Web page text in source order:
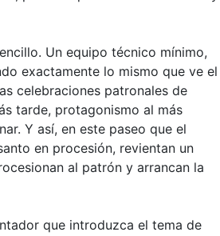
Un equipo técnico mínimo,
exactamente lo mismo que ve el
celebraciones patronales de
tarde, protagonismo al más
Y así, en este paseo que el
en procesión, revientan un
al patrón y arrancan la
que introduzca el tema de